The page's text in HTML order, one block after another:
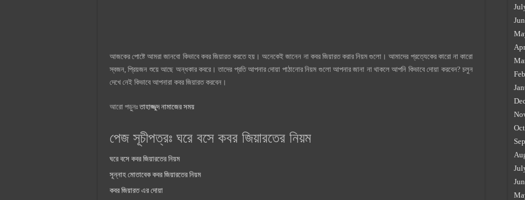
আজকের পোষ্টে আমরা জানবো কিভাবে কবর জিয়ারত করতে হয়। অনেকেই জানেন না কবর জিয়ারত করার নিয়ম গুলো। আমাদের প্রত্যেকের কারো না কারো
স্বজন, প্রিয়জন শুয়ে আছে অন্ধকার কবরে। তাদের প্রতি আপনার দোয়া পাঠানোর নিয়ম গুলো আপনার জানা না থাকলে আপনি কিভাবে দোয়া করবেন? চলুন
দেখে নেই কিভাবে আপনারা কবর জিয়ারত করবেন।
আরো পড়ুনঃতাহাজ্জুদ নামাজের সময়
পেজ সূচীপত্রঃ ঘরে বসে কবর জিয়ারতের নিয়ম
ঘরে বসে কবর জিয়ারতের নিয়ম
সূন্নাহ মোতাবেক কবর জিয়ারতের নিয়ম
কবর জিয়ারত এর দোয়া